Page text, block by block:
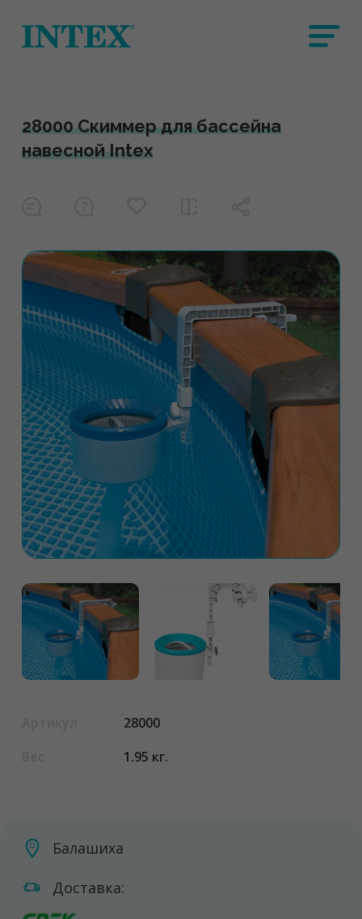
28000 Скиммер для бассейна
навесной Intex
28000
1.95 кг.
Балашиха
Доставка: